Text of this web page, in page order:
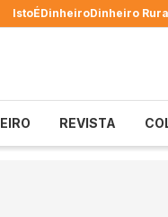
IstoÉDinheiroDinheiro
REVISTA